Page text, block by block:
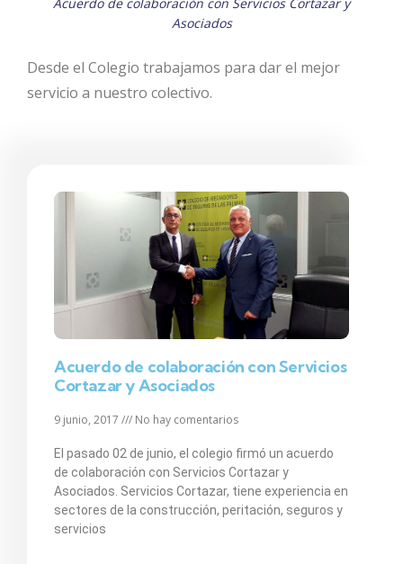
Acuerdo de colaboración con Servicios Cortazar y
Asociados
Desde el Colegio trabajamos para dar el mejor
servicio a nuestro colectivo.
Acuerdo de colaboración con Servicios
Cortazar y Asociados
9 junio, 2017 No hay comentarios
El pasado 02 de junio, el colegio firmó un acuerdo
de colaboración con Servicios Cortazar y
Asociados. Servicios Cortazar, tiene experiencia en
sectores de la construcción, peritación, seguros y
servicios